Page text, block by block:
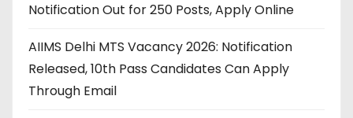
Notification Out for 250 Posts, Apply Online
AIIMS Delhi MTS Vacancy 2026: Notification
Released, 10th Pass Candidates Can Apply
Through Email